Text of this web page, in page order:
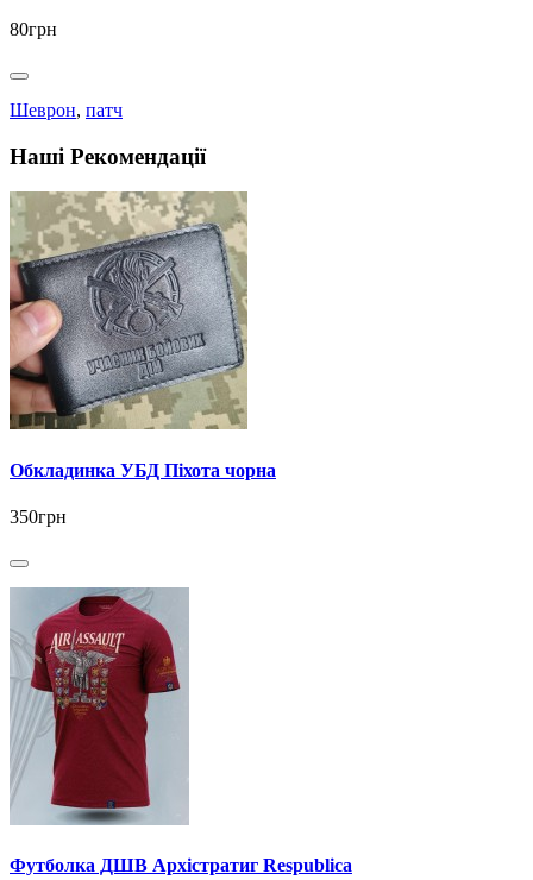
80грн
Шеврон, патч
Наші Рекомендації
Обкладинка УБД Піхота чорна
350грн
Футболка ДШВ Архістратиг Respublica